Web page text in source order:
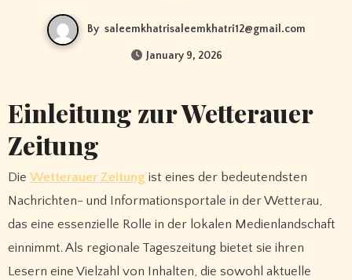
By saleemkhatrisaleemkhatri12@gmail.com
January 9, 2026
Einleitung zur Wetterauer
Zeitung
Die Wetterauer Zeitung ist eines der bedeutendsten
Nachrichten- und Informationsportale in der Wetterau,
das eine essenzielle Rolle in der lokalen Medienlandschaft
einnimmt. Als regionale Tageszeitung bietet sie ihren
Lesern eine Vielzahl von Inhalten, die sowohl aktuelle